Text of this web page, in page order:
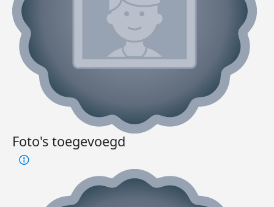
Foto's toegevoegd